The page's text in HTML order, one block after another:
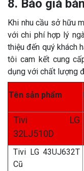
8. Báo giá
Khi nhu cầu sở hữu
với chi phí hợp lý
thiệu đến quý khách
tôi cam kết cung
dụng với chất lượng
Tên sản phẩm
Tivi LG
32LJ510D
Tivi LG 43UJ632T
Cũ